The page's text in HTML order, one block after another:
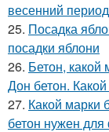
весенний период
25. Посадка
посадки яблони
26. Бетон, какой
Дон бетон.
27. Какой марки
бетон нужен